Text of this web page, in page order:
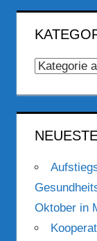
Kategorien
Oktober in